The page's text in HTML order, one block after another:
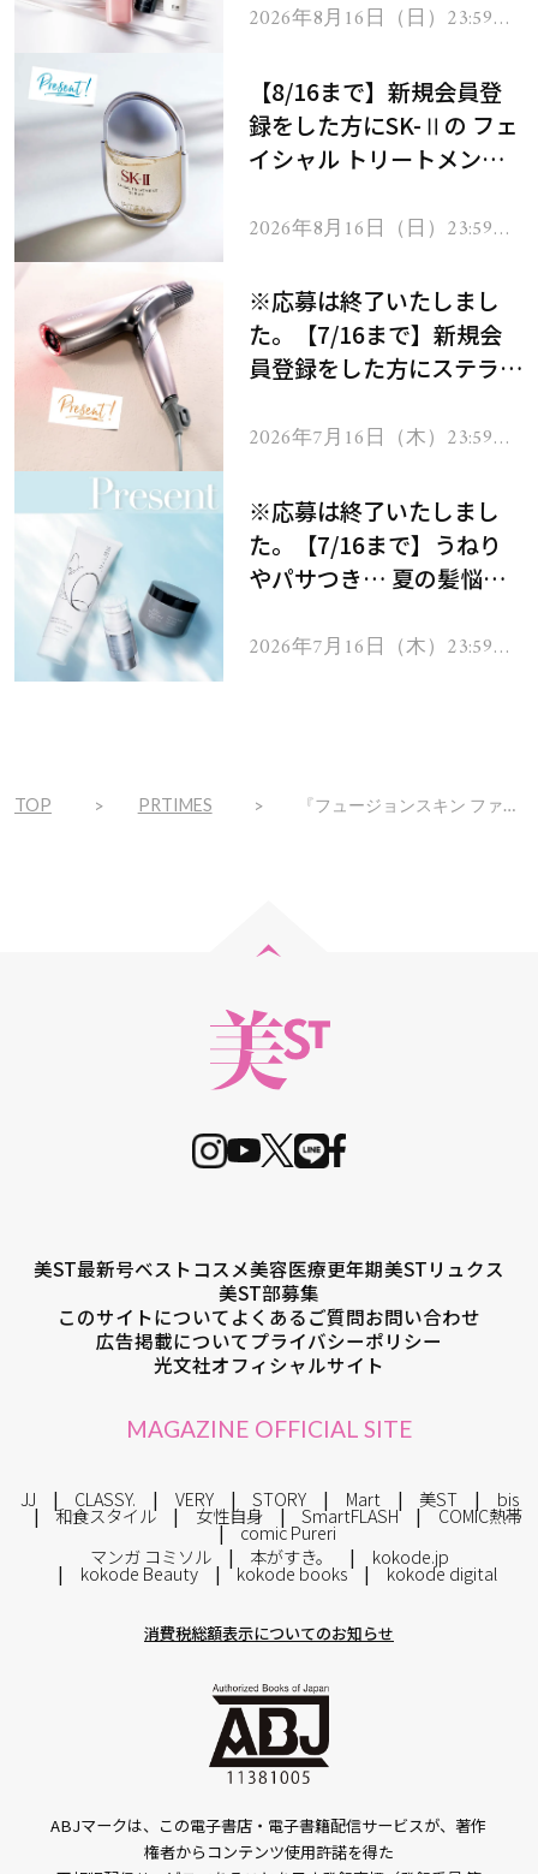
2026年8月16日（日）23:59ま
【8/16まで】新規会員登
録をした方にSK-Ⅱの フェ
イシャル トリートメント
2026年8月16日（日）23:59ま
※応募は終了いたしまし
た。【7/16まで】新規会
員登録をした方にステラボ
ヘアドライヤー ジュエル
2026年7月16日（木）23:59ま
※応募は終了いたしまし
た。【7/16まで】うねり
やパサつき… 夏の髪悩み
ムを13名様にプレゼン
2026年7月16日（木）23:59ま
TOP PRTIMES 『フュージョンスキン ファンデーション ラスターフィニッシュ ～サマーコンフォート～』夏季数量限定 2020年5月18日（月）新発売
美ST最新号ベストコスメ美容医療更年期美STリュクス
美ST部募集
このサイトについてよくあるご質問お問い合わせ
広告掲載についてプライバシーポリシー
光文社オフィシャルサイト
MAGAZINE OFFICIAL SITE
JJ CLASSY. VERY STORY Mart 美ST bis
和食スタイル 女性自身 SmartFLASH COMIC熱帯
comic Pureri
マンガ コミソル
本がすき。 kokode.jp
kokode Beauty kokode books kokode digital
消費税総額表示についてのお知らせ
ABJマークは、この電子書店・電子書籍配信サービスが、著作
権者からコンテンツ使用許諾を得た